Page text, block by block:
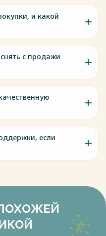
единой сети. – 2012. –
воздушных линий
и их
Н.Ю. Шевченко, Г.Г.
Т. 1 – № 3(54). – С. 90–94.
Ice Storm: Its
and Sustainability Lessons
/ Режим доступа:
покупки
и какой
с продажи
если